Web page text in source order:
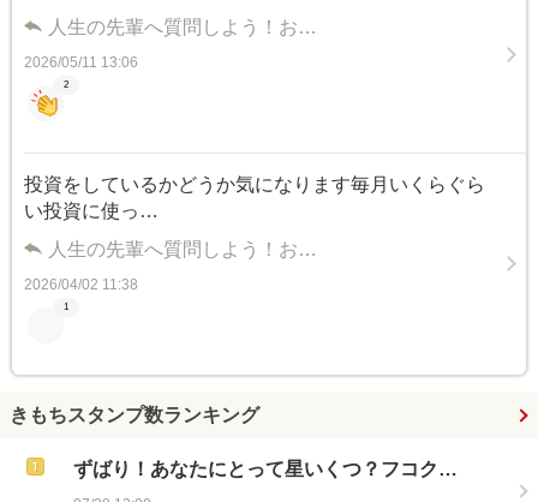
人生の先輩へ質問しよう！お…
2026/05/11 13:06
2
投資をしているかどうか気になります毎月いくらぐら
い投資に使っ…
人生の先輩へ質問しよう！お…
2026/04/02 11:38
1
きもちスタンプ数ランキング
ずばり！あなたにとって星いくつ？フコク…